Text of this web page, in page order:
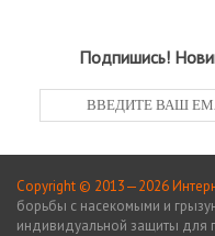
Подпишись!
Copyright © 2013—2026
борьбы с насекомыми и
индивидуальной защиты для